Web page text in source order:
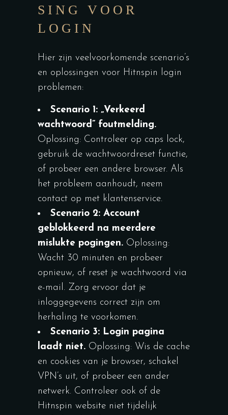
SING VOOR
LOGIN
Hier zijn veelvoorkomende scenario’s
en oplossingen voor Hitnspin login
problemen:
Scenario 1: „Verkeerd
wachtwoord” foutmelding.
Oplossing: Controleer op caps lock,
gebruik de wachtwoordreset functie,
of probeer een andere browser. Als
het probleem aanhoudt, neem
contact op met klantenservice.
Scenario 2: Account
geblokkeerd na meerdere
mislukte pogingen. Oplossing:
Wacht 30 minuten en probeer
opnieuw, of reset je wachtwoord via
e-mail. Zorg ervoor dat je
inloggegevens correct zijn om
herhaling te voorkomen.
Scenario 3: Login pagina
laadt niet. Oplossing: Wis de cache
en cookies van je browser, schakel
VPN’s uit, of probeer een ander
netwerk. Controleer ook of de
Hitnspin website niet tijdelijk